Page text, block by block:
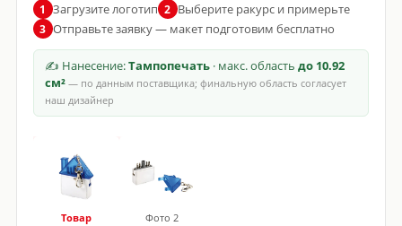
1 Загрузите логотип 2 Выберите ракурс и примерьте
3 Отправьте заявку — макет подготовим бесплатно
✍ Нанесение:Тампопечать· макс. область до 10.92
см²— по данным поставщика; финальную область согласует
наш дизайнер
Товар Фото 2